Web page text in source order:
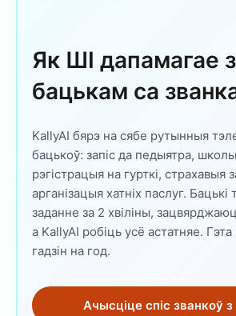
Як ШІ дапамагае
бацькам са
KallyAI бярэ на сябе рутынныя
бацькоў: запіс да педыятра,
рэгістрацыя на гурткі, страхавыя
арганізацыя хатніх паслуг.
заданне за 2 хвіліны,
а KallyAI робіць усё астатняе.
гадзін на год.
Ачысціце спіс званкоў